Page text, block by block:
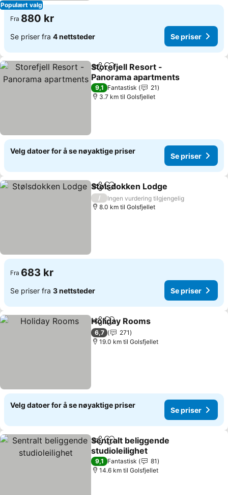
Populært valg
Fra 880 kr
Se priser fra 4 nettsteder Se priser
Del Legg til i favoritter
Storefjell Resort -
Panorama apartments
Se priser
9,1 Fantastisk
21
3.7 km til Golsfjellet
Velg datoer for å se nøyaktige priser
Se priser
Del Legg til i favoritter
Stølsdokken Lodge
/
Ingen vurdering tilgjengelig
8.0 km til Golsfjellet
Fra 683 kr
Se priser fra 3 nettsteder Se priser
Del Legg til i favoritter
Holiday Rooms
6,7
271
19.0 km til Golsfjellet
Velg datoer for å se nøyaktige priser
Se priser
Del Legg til i favoritter
Sentralt beliggende
studioleilighet
Se priser
9,1 Fantastisk
81
14.6 km til Golsfjellet